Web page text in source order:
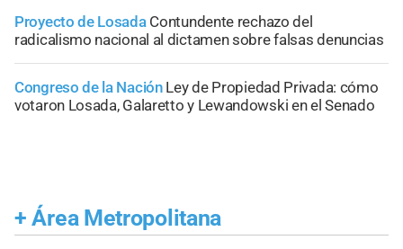
Proyecto de Losada Contundente rechazo del
radicalismo nacional al dictamen sobre falsas denuncias
Congreso de la Nación Ley de Propiedad Privada: cómo
votaron Losada, Galaretto y Lewandowski en el Senado
+ Área Metropolitana